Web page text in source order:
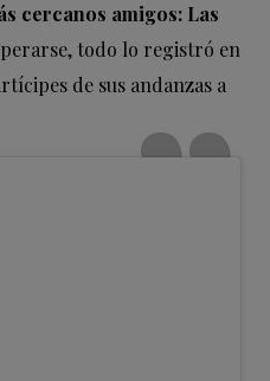
cercanos amigos: Las
todo lo registró en
de sus andanzas a